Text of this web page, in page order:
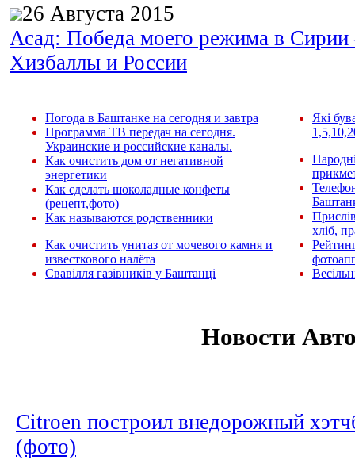
26 Августа 2015
Асад: Победа моего режима в
Хизбаллы и России
Погода в Баштанке на сегодня и завтра
Программа ТВ передач на сегодня.
Украинские и российские каналы.
Как очистить дом от негативной
энергетики
Как сделать шоколадные конфеты
(рецепт,фото)
Как называются родственники
Как очистить унитаз от мочевого камня и
известкового налёта
Свавілля газівників у Баштанці
Які
хліб,
Новости
Citroen построил внедорожный
(фото)